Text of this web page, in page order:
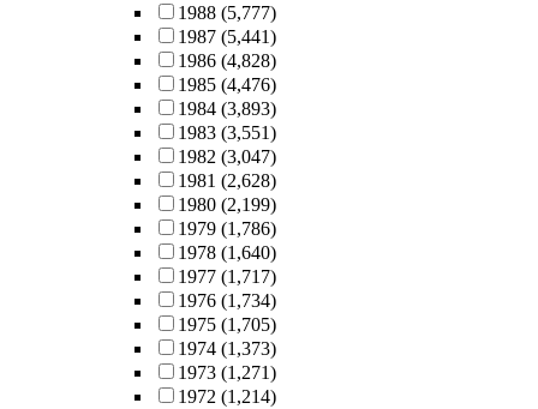
1988 (5,777)
1987 (5,441)
1986 (4,828)
1985 (4,476)
1984 (3,893)
1983 (3,551)
1982 (3,047)
1981 (2,628)
1980 (2,199)
1979 (1,786)
1978 (1,640)
1977 (1,717)
1976 (1,734)
1975 (1,705)
1974 (1,373)
1973 (1,271)
1972 (1,214)